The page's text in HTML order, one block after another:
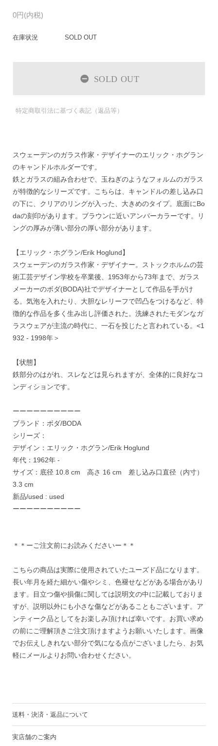
0円(内税)
在庫状況 SOLD OUT
SOLD OUT
特定商取引法に基づく表記（返品等）
スウェーデンのガラス作家・デザイナーのエリック・ホグラン
のキャンドルホルダーです。
鉄とガラスの組み合わせで、玉ねぎのようなフォルムのガラス
が特徴的なシリーズです。こちらは、キャンドルの差し込み口
の下に、クリアのリングが入った、大きめのタイプ。底面にBo
daの刻印があります。ブラウンに近いアンバーカラーです。リ
ングの厚みが薄い部分の厚い部分があります。
【エリック・ホグラン/Erik Hoglund】
スウェーデンのガラス作家・デザイナー。ストックホルムの芸
術工芸デザイン学校を卒業後、1953年から73年まで、ガラス
メーカーのボダ(BODA)社でデザイナーとして作品を手がけ
る。気泡を入れたり、大胆なレリーフで凹凸をつけるなど、特
徴的な作品を多く生み出し評価された。洗練されたモダンなガ
ラスウェアが主流の時代に、一石を投じたと言われている。<1
932 - 1998年＞
【状態】
鉄部分のはがれ、スレなどは見られますが、全体的に良好なコ
ンディションです。
ーーーーーーーーーー
ブランド：ボダ/BODA
シリーズ：
デザイン：エリック・ホグラン/Erik Hoglund
年代：1962年 -
サイズ：底径 10.8 cm 高さ 16 cm 差し込み口直径（内寸）
3.3 cm
新品/used : used
ーーーーーーーーーー
＊＊ーご注文前にお読みくださいー＊＊
こちらの商品は実際に使用されていたユーズド品になります。
長い年月を経た細かい傷やシミ、色褪せなどがある場合があり
ます。目立つ傷や損傷に関しては説明文の中に記載しておりま
すが、説明以外にも小さな傷などがあることもございます。ア
ンティーク品としてをお楽しみ頂ければ幸いです。お買い求め
の前にご理解頂きご注文頂けますようお願いいたします。画像
でお伝えしきれない部分で気になる点がございましたら、お気
軽にメールよりお問い合わせください。
送料・決済・返品について
実店舗のご案内